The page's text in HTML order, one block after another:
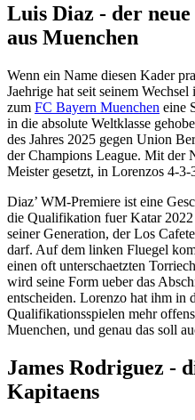
Luis Diaz - der
aus Muenchen
Wenn ein Name diesen Kader
Jaehrige hat seit seinem
zum FC Bayern Muenchen eine
in die absolute Weltklasse
des Jahres 2025 gegen Union
der Champions League. Mit der
Meister gesetzt, in Lorenzos 4-3-
Diaz’ WM-Premiere ist eine
die Qualifikation fuer Katar 2022
seiner Generation, der Los
darf. Auf dem linken Fluegel
einen oft unterschaetzten
wird seine Form ueber das
entscheiden. Lorenzo hat ihm in
Qualifikationsspielen mehr
Muenchen, und genau das soll
James Rodriguez -
Kapitaens